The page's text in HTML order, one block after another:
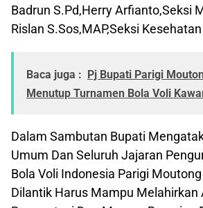
Badrun S.Pd,Herry Arfianto,Seksi
Rislan S.Sos,MAP,Seksi
Baca juga : Pj Bupati Parigi
Menutup Turnamen Bola Voli
Dalam Sambutan Bupati
Umum Dan Seluruh Jajaran
Bola Voli Indonesia Parigi
Dilantik Harus Mampu